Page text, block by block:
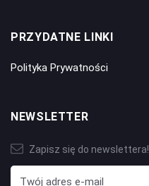
PRZYDATNE LINKI
Polityka Prywatności
NEWSLETTER
Zapisz się do newslettera!